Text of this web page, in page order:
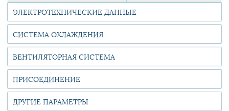
ЭЛЕКТРОТЕХНИЧЕСКИЕ ДАННЫЕ
СИСТЕМА ОХЛАЖДЕНИЯ
ВЕНТИЛЯТОРНАЯ СИСТЕМА
ПРИСОЕДИНЕНИЕ
ДРУГИЕ ПАРАМЕТРЫ